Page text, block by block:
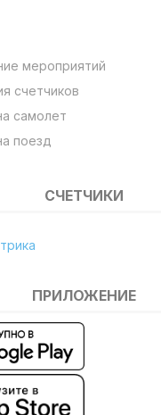
мероприятий
счетчиков
самолет
поезд
СЧЕТЧИКИ
ПРИЛОЖЕНИЕ